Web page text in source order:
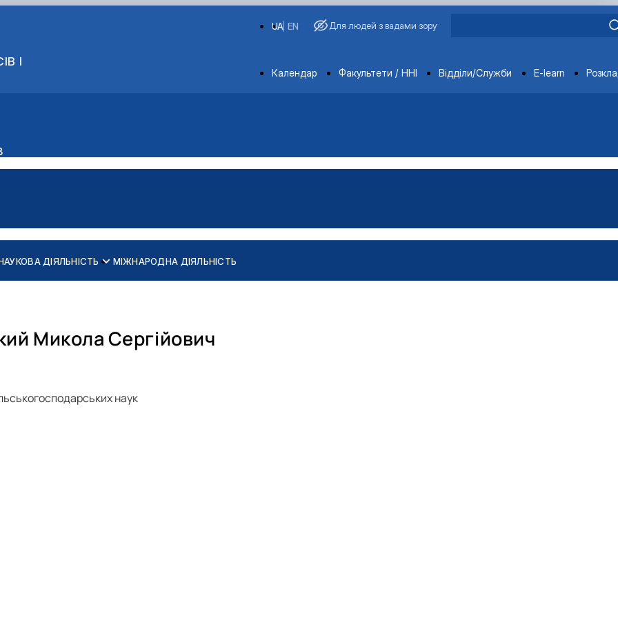
І
EN
UA Для людей з вадами зору
Departments
Календар Факультети / ННІ Відділи/Служби E-learn
ДІЯЛЬНІСТЬ МІЖНАРОДНА ДІЯЛЬНІСТЬ
Микола Сергійович
наук